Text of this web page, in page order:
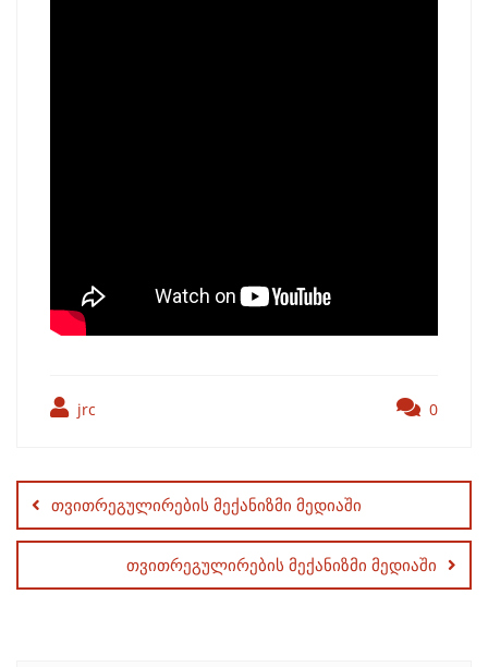
jrc 0
navigation
თვითრეგულირების მექანიზმი მედიაში
თვითრეგულირების მექანიზმი მედიაში